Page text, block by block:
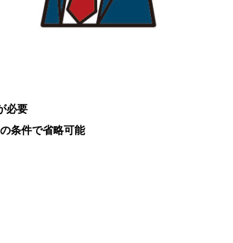
必要
条件で省略可能